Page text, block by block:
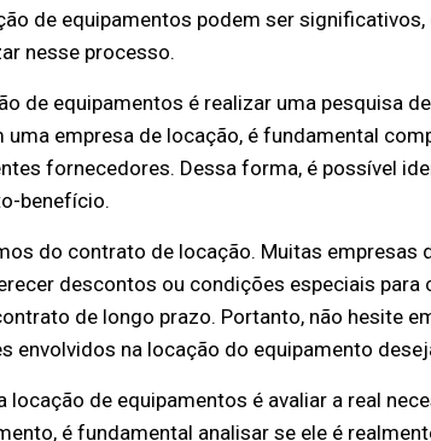
de equipamentos podem ser significativos,
nesse processo.
de equipamentos é realizar uma pesquisa
empresa de locação, é fundamental
fornecedores. Dessa forma, é possível
benefício.
do contrato de locação. Muitas empresas
descontos ou condições especiais para
de longo prazo. Portanto, não hesite
envolvidos na locação do equipamento
de equipamentos é avaliar a real
é fundamental analisar se ele é